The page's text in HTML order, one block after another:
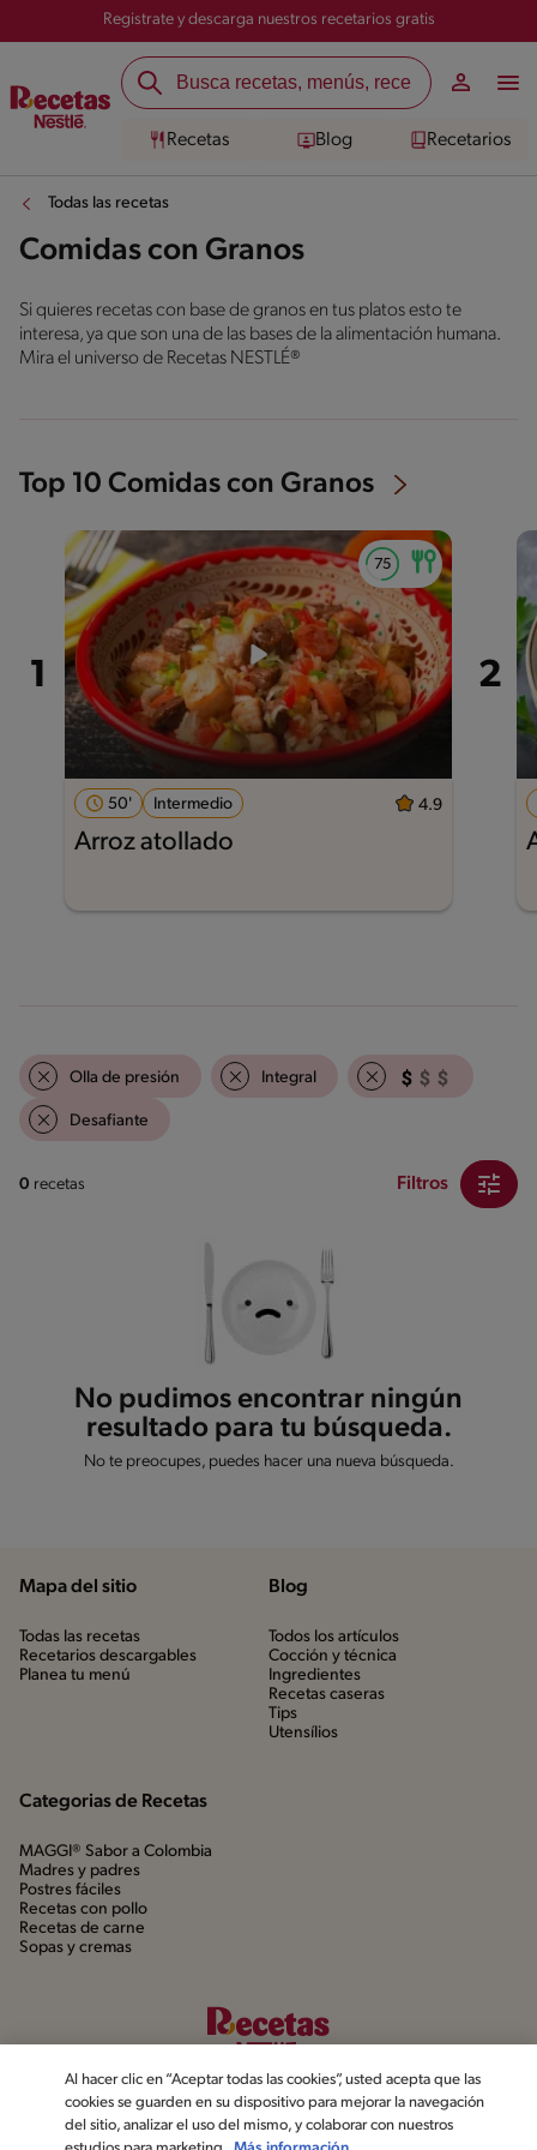
Registrate y descarga nuestros recetarios gratis
Recetas Blog Recetarios
Todas las recetas
Comidas con Granos
Si quieres recetas con base de granos en tus platos esto te
interesa, ya que son una de las bases de la alimentación humana.
Mira el universo de Recetas NESTLÉ®
Top 10 Comidas con Granos
50' Intermedio 4.9
Arroz atollado
Olla de presión Integral
Desafiante
0 recetas Filtros
No pudimos encontrar ningún
resultado para tu búsqueda.
No te preocupes, puedes hacer una nueva búsqueda.
Mapa del sitio
Todas las recetas
Recetarios descargables
Planea tu menú
Blog
Todos los artículos
Cocción y técnica
Ingredientes
Recetas caseras
Tips
Utensílios
Categorias de Recetas
MAGGI® Sabor a Colombia
Madres y padres
Postres fáciles
Recetas con pollo
Recetas de carne
Sopas y cremas
Al hacer clic en “Aceptar todas las cookies”, usted acepta que las
cookies se guarden en su dispositivo para mejorar la navegación
del sitio, analizar el uso del mismo, y colaborar con nuestros